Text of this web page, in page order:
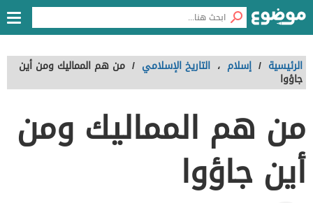
الرئيسية / إسلام ، التاريخ الإسلامي / من هم المماليك ومن أين
جاؤوا
من هم المماليك ومن
أين جاؤوا